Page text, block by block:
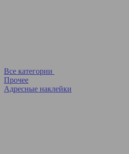
Все категории
Прочее
Адресные наклейки